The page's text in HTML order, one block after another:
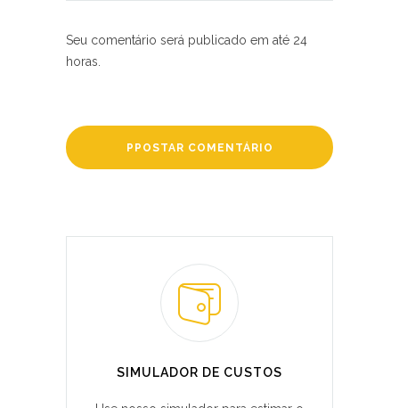
Seu comentário será publicado em até 24
horas.
SIMULADOR DE CUSTOS